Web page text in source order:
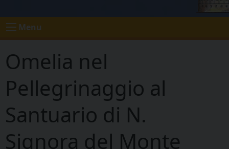
Menu
Omelia nel
Pellegrinaggio al
Santuario di N.
Signora del Monte